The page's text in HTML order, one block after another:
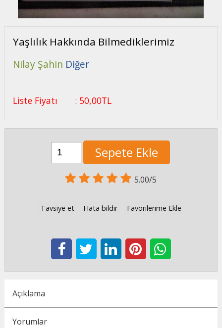
Yaşlılık Hakkında Bilmediklerimiz
Nilay Şahin Diğer
Liste Fiyatı : 50,00TL
Sepete Ekle
5.00/5
Tavsiye et Hata bildir Favorilerime Ekle
Açıklama
Yorumlar